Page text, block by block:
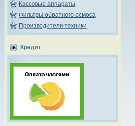
Кассовые аппараты
Фильтры обратного осмоса
Производители техники
Кредит